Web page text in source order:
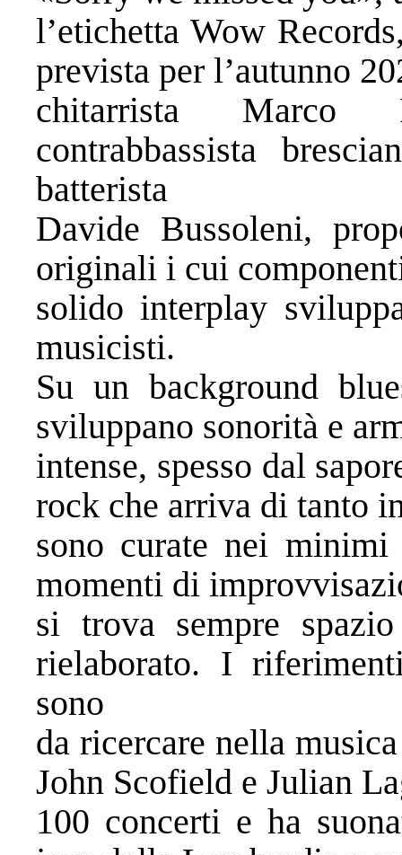
l’etichetta Wow
prevista per l’autunno
chitarrista Marco
contrabbassista
batterista
Davide Bussoleni,
originali i cui
solido interplay
musicisti.
Su un background
sviluppano sonorità e
intense, spesso dal
rock che arriva di tanto
sono curate nei
momenti di
si trova sempre
rielaborato. I
sono
da ricercare nella
John Scofield e Julian
100 concerti e ha